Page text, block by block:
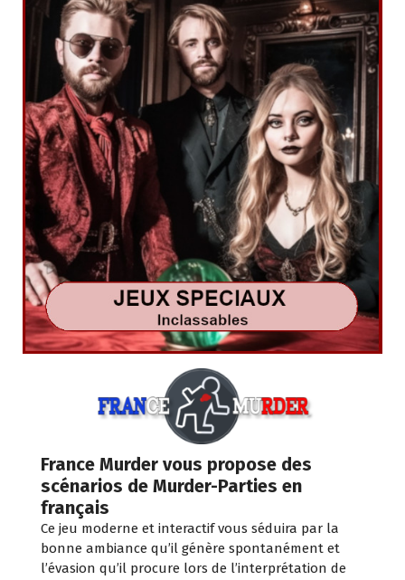
France Murder vous propose des
scénarios de Murder-Parties en
français
Ce jeu moderne et interactif vous séduira par la
bonne ambiance qu’il génère spontanément et
l’évasion qu’il procure lors de l’interprétation de